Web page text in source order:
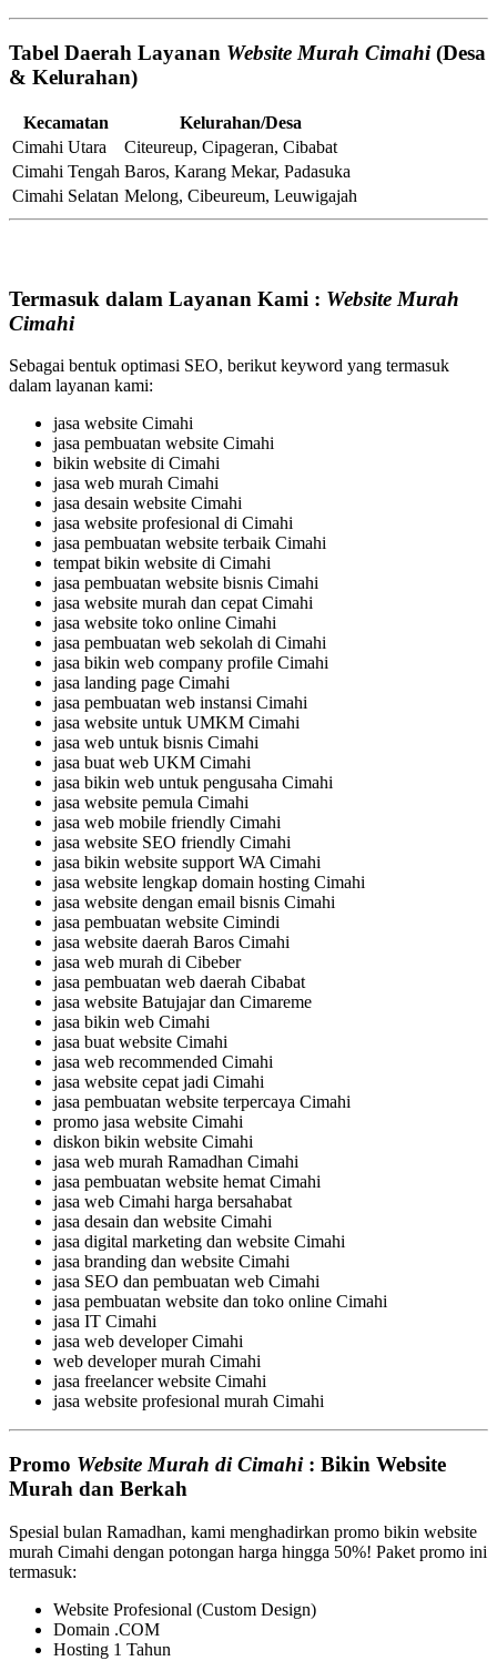
Tabel Daerah Layanan Website Murah Cimahi(Desa
& Kelurahan)
Kecamatan
Kelurahan/Desa
Cimahi Utara
Citeureup, Cipageran, Cibabat
Cimahi Tengah Baros, Karang Mekar, Padasuka
Cimahi Selatan Melong, Cibeureum, Leuwigajah
Termasuk dalam Layanan Kami : Website Murah
Cimahi
Sebagai bentuk optimasi SEO, berikut keyword yang termasuk
dalam layanan kami:
jasa website Cimahi
jasa pembuatan website Cimahi
bikin website di Cimahi
jasa web murah Cimahi
jasa desain website Cimahi
jasa website profesional di Cimahi
jasa pembuatan website terbaik Cimahi
tempat bikin website di Cimahi
jasa pembuatan website bisnis Cimahi
jasa website murah dan cepat Cimahi
jasa website toko online Cimahi
jasa pembuatan web sekolah di Cimahi
jasa bikin web company profile Cimahi
jasa landing page Cimahi
jasa pembuatan web instansi Cimahi
jasa website untuk UMKM Cimahi
jasa web untuk bisnis Cimahi
jasa buat web UKM Cimahi
jasa bikin web untuk pengusaha Cimahi
jasa website pemula Cimahi
jasa web mobile friendly Cimahi
jasa website SEO friendly Cimahi
jasa bikin website support WA Cimahi
jasa website lengkap domain hosting Cimahi
jasa website dengan email bisnis Cimahi
jasa pembuatan website Cimindi
jasa website daerah Baros Cimahi
jasa web murah di Cibeber
jasa pembuatan web daerah Cibabat
jasa website Batujajar dan Cimareme
jasa bikin web Cimahi
jasa buat website Cimahi
jasa web recommended Cimahi
jasa website cepat jadi Cimahi
jasa pembuatan website terpercaya Cimahi
promo jasa website Cimahi
diskon bikin website Cimahi
jasa web murah Ramadhan Cimahi
jasa pembuatan website hemat Cimahi
jasa web Cimahi harga bersahabat
jasa desain dan website Cimahi
jasa digital marketing dan website Cimahi
jasa branding dan website Cimahi
jasa SEO dan pembuatan web Cimahi
jasa pembuatan website dan toko online Cimahi
jasa IT Cimahi
jasa web developer Cimahi
web developer murah Cimahi
jasa freelancer website Cimahi
jasa website profesional murah Cimahi
Promo Website Murah di Cimahi: Bikin Website
Murah dan Berkah
Spesial bulan Ramadhan, kami menghadirkan promo bikin website
murah Cimahi dengan potongan harga hingga 50%! Paket promo ini
termasuk:
Website Profesional (Custom Design)
Domain .COM
Hosting 1 Tahun